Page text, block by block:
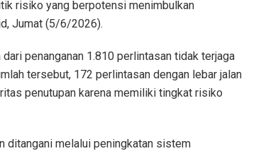
risiko yang berpotensi menimbulkan
Jumat (5/6/2026).
penanganan 1.810 perlintasan tidak terjaga
tersebut, 172 perlintasan dengan lebar jalan
penutupan karena memiliki tingkat risiko
ditangani melalui peningkatan sistem